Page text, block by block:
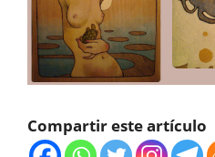
Compartir este artículo